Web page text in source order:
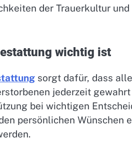
der Trauerkultur
wichtig ist
sorgt dafür, dass
jederzeit
bei wichtigen
persönlichen Wünschen